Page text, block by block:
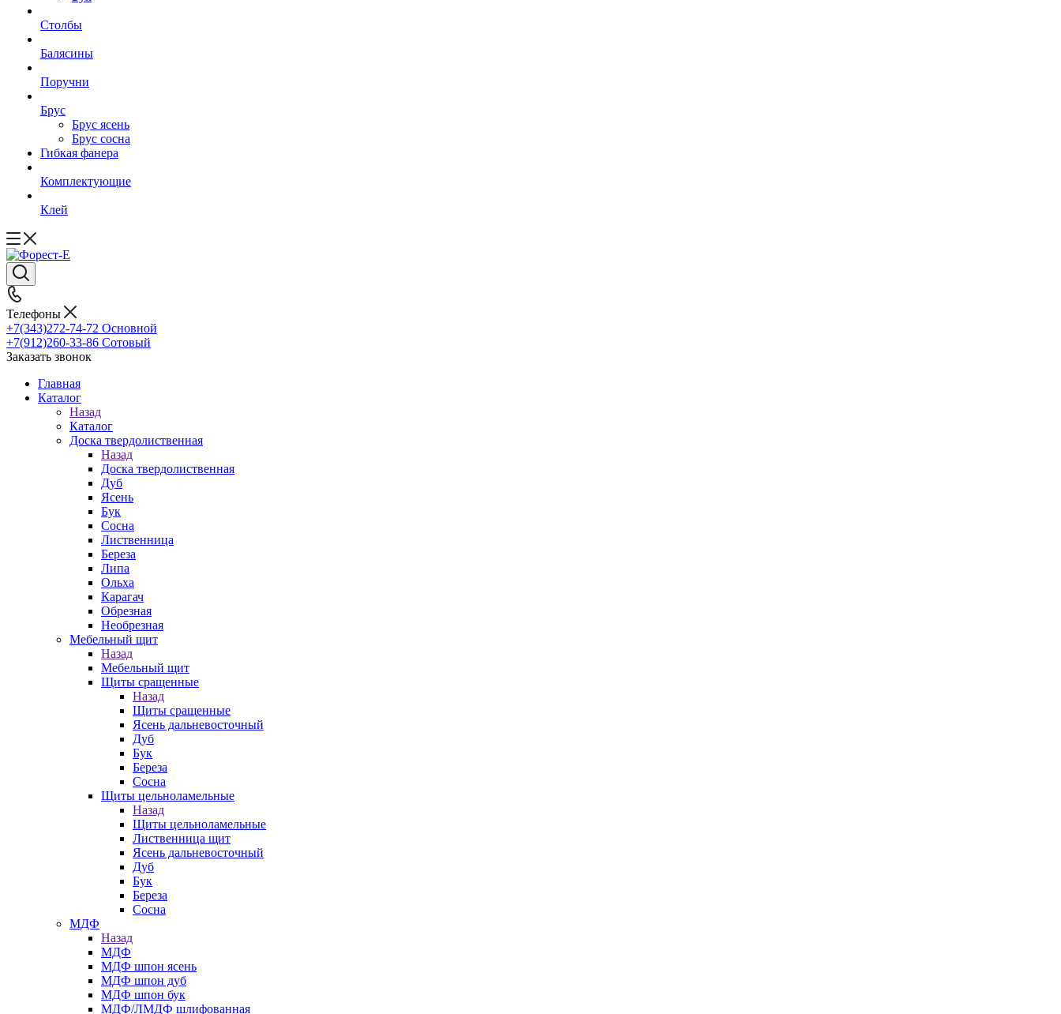
Столбы
Балясины
Поручни
Брус
Брус ясень
Брус сосна
Гибкая фанера
Комплектующие
Клей
Телефоны
+7(343)272-74-72 Основной
+7(912)260-33-86 Сотовый
Заказать звонок
Главная
Каталог
Назад
Каталог
Доска твердолиственная
Назад
Доска твердолиственная
Дуб
Ясень
Бук
Сосна
Лиственница
Береза
Липа
Ольха
Карагач
Обрезная
Необрезная
Мебельный щит
Назад
Мебельный щит
Щиты сращенные
Назад
Щиты сращенные
Ясень дальневосточный
Дуб
Бук
Береза
Сосна
Щиты цельноламельные
Назад
Щиты цельноламельные
Лиственница щит
Ясень дальневосточный
Дуб
Бук
Береза
Сосна
МДФ
Назад
МДФ
МДФ шпон ясень
МДФ шпон дуб
МДФ шпон бук
МДФ/ЛМДФ шлифованная